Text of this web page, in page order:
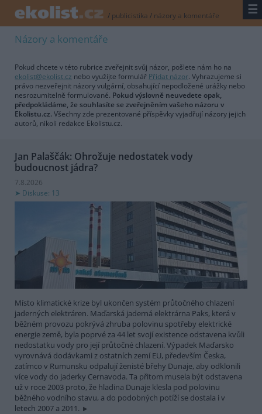
/ publicistika / názory a komentáře ☰
Názory a komentáře
Pokud chcete v této rubrice zveřejnit svůj názor, pošlete nám ho na
ekolist@ekolist.cz nebo využijte formulář Přidat názor. Vyhrazujeme si
právo nezveřejnit názory vulgární, obsahující nepodložené urážky nebo
nesrozumitelně formulované. Pokud výslovně neuvedete opak,
předpokládáme, že souhlasíte se zveřejněním vašeho názoru v
Ekolistu.cz. Všechny zde prezentované příspěvky vyjadřují názory jejich
autorů, nikoli redakce Ekolistu.cz.
Jan Palaščák: Ohrožuje nedostatek vody
budoucnost jádra?
7.8.2026
Diskuse: 13
Místo klimatické krize byl ukončen systém průtočného chlazení
jaderných elektráren. Maďarská jaderná elektrárna Paks, která v
běžném provozu pokrývá zhruba polovinu spotřeby elektrické
energie země, byla poprvé za 44 let svojí existence odstavena kvůli
nedostatku vody pro její průtočné chlazení. Výpadek Maďarsko
vyrovnává dodávkami z ostatních zemí EU, především Česka,
zatímco v Rumunsku odpalují ženisté břehy Dunaje, aby odklonili
více vody do jaderky Cernavoda. Ta přitom musela být odstavena
už v roce 2003 proto, že hladina Dunaje klesla pod polovinu
běžného vodního stavu, a do podobných potíží se dostala i v
letech 2007 a 2011.